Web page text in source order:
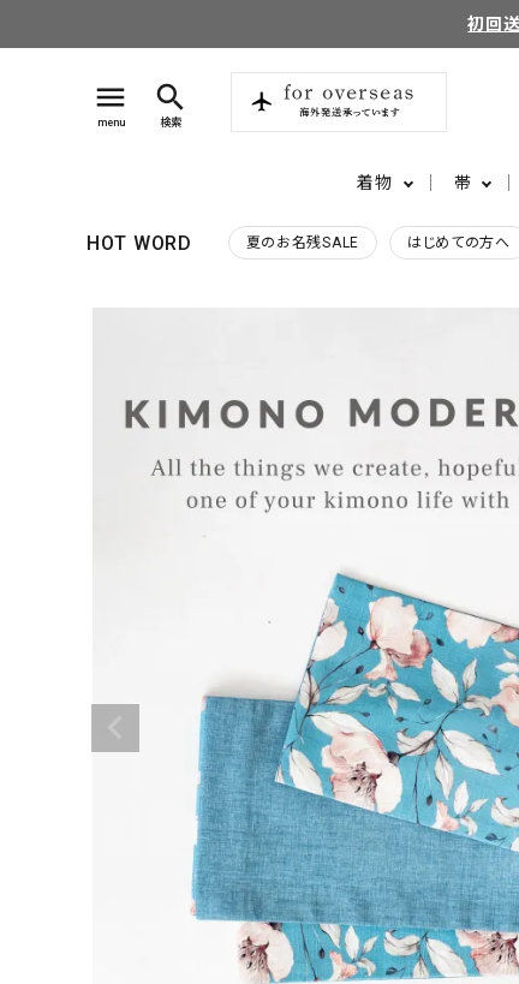
初回
menu
menu
search
検索
着物 帯
HOT WORD 夏のお名残SALE はじめての方へ
perm_identity 会員登録
ようこそ ゲスト 様